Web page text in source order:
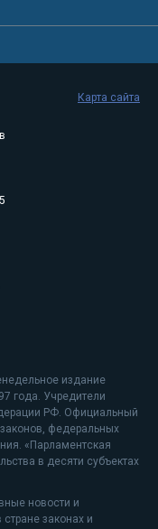
издание
года. Учредители
РФ. Официальный
федеральных
«Парламентская
в десяти субъектах
новости и
законах и
Карта сайта